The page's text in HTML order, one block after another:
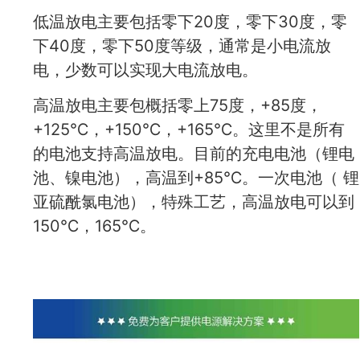
低温放电主要包括零下20度，零下30度，零
下40度，零下50度等级，通常是小电流放
电，少数可以实现大电流放电。
高温放电主要包概括零上75度，+85度，
+125℃，+150℃，+165℃。这里不是所有
的电池支持高温放电。目前的充电电池（锂电
池、镍电池），高温到+85℃。一次电池（ 锂
亚硫酰氯电池），特殊工艺，高温放电可以到
150℃，165℃。